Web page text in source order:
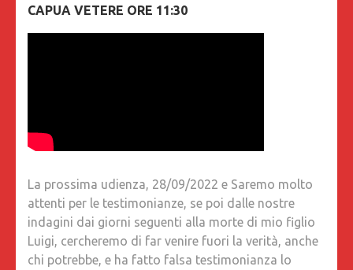
CAPUA VETERE ORE 11:30
La prossima udienza, 28/09/2022 e Saremo molto
attenti per le testimonianze, se poi dalle nostre
indagini dai giorni seguenti alla morte di mio figlio
Luigi, cercheremo di far venire fuori la verità, anche
chi potrebbe, e ha fatto falsa testimonianza lo